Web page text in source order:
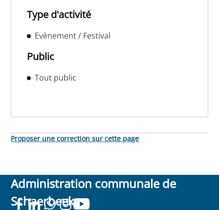
Type d'activité
Evènement / Festival
Public
Tout public
Proposer une correction sur cette page
Administration communale de
Schaerbeek